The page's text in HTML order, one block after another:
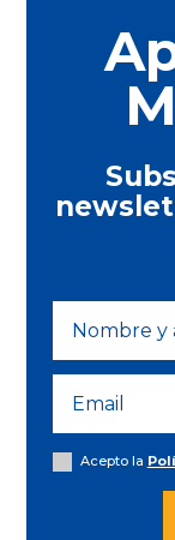
Acepto la